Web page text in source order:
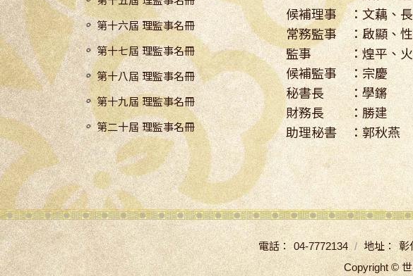
第十六屆 理監事名冊
第十七屆 理監事名冊
第十八屆 理監事名冊
第十九屆 理監事名冊
第二十屆 理監事名冊
候補理事 ：文藕、
常務監事 ：啟顯、
監事 ：煌平、火土
候補監事 ：宗慶
秘書長 ：學鏘
財務長 ：勝建
助理秘書 ：郭秋燕
電話： 04-7772134 地址： 彰
Copyright ©